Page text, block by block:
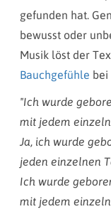
gefunden hat.
bewusst oder
Musik löst der
Bauchgefühle bei
"Ich wurde
mit jedem
Ja, ich wurde
jeden einzelnen
Ich wurde
mit jedem